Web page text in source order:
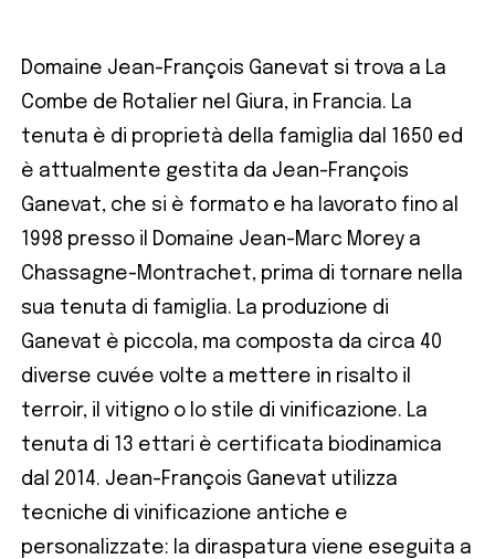
Domaine Jean-François Ganevat si trova a La
Combe de Rotalier nel Giura, in Francia. La
tenuta è di proprietà della famiglia dal 1650 ed
è attualmente gestita da Jean-François
Ganevat, che si è formato e ha lavorato fino al
1998 presso il Domaine Jean-Marc Morey a
Chassagne-Montrachet, prima di tornare nella
sua tenuta di famiglia. La produzione di
Ganevat è piccola, ma composta da circa 40
diverse cuvée volte a mettere in risalto il
terroir, il vitigno o lo stile di vinificazione. La
tenuta di 13 ettari è certificata biodinamica
dal 2014. Jean-François Ganevat utilizza
tecniche di vinificazione antiche e
personalizzate: la diraspatura viene eseguita a